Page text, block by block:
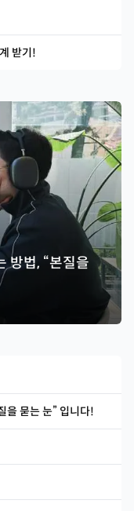
받기!
방법, “본질을
을 묻는 눈” 입니다!